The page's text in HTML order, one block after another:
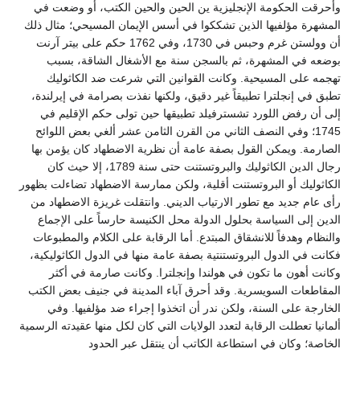
وأحرقت الحكومة الإنجليزية ين الحين والحين الكتب، أو وضعت في
المشهرة مؤلفيها الذين تشككوا في أسس الإيمان المسيحي؛ مثال ذلك
أن وولستن غرم وحبس في 1730، وفي 1762 حكم على بيتر آرنت
بوضعه في المشهرة، ثم بالسجن سنة مع الأشغال الشاقة، بسبب
تهجمه على المسيحية. وكانت القوانين التي شرعت ضد الكاثوليك
تطبق في إنجلترا تطبيقاً غير دقيق، ولكنها نفذت بصرامة في إيرلندة،
إلى أن رفض اللورد تشسترفيلد تطبيقها حين تولى حكم الإقليم في
1745؛ وفي النصف الثاني من القرن الثامن عشر ألغي بعض اللوائح
الصارمة. ويمكن القول بصفة عامة أن نظرية الاضطهاد كان يؤمن بها
رجال الدين الكاثوليك والبروتستنت حتى سنة 1789، إلا حيث كان
الكاثوليك أو البروتستنت أقلية، ولكن ممارسة الاضطهاد تضاءلت بظهور
رأى عام جديد مع تطور الارتياب الديني. وانتقلت غريزة الاضطهاد من
الدين إلى السياسة بحلول الدولة محل الكنيسة حارساً على الإجماع
والنظام وهدفاً للانشقاق المبتدع. أما الرقابة على الكلام والمطبوعات
فكانت في الدول البروتستنتية بصفة عامة منها في الدول الكاثوليكية،
وكانت أهون ما تكون في هولندا وإنجلترا. وكانت صارمة في أكثر
المقاطعات السويسرية. وقد أحرق آباء المدينة في جنيف بعض الكتب
الخارجة على السنة، ولكن ندر أن اتخذوا إجراء ضد مؤلفيها. وفي
ألمانيا تعطلت الرقابة لتعدد الولايات التي كان لكل منها عقيدته الرسمية
الخاصة؛ وكان في استطاعة الكاتب أن ينتقل عبر الحدود